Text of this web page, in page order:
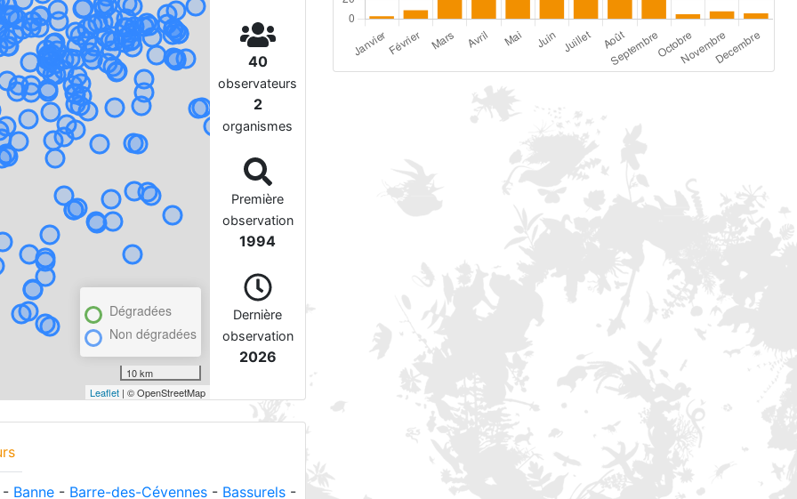
Dégradées
Non dégradées
10 km
Leaflet| © OpenStreetMap
40
observateurs
2
organismes
Première
observation
1994
Dernière
observation
2026
Banne - Barre-des-Cévennes - Bassurels -